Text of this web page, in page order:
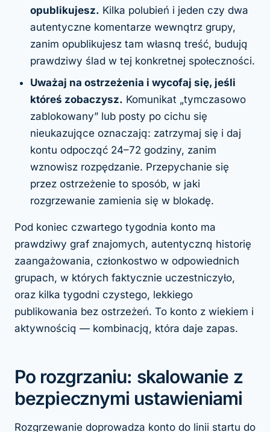
opublikujesz. Kilka polubień i jeden czy dwa
autentyczne komentarze wewnątrz grupy,
zanim opublikujesz tam własną treść, budują
prawdziwy ślad w tej konkretnej społeczności.
Uważaj na ostrzeżenia i wycofaj się, jeśli
któreś zobaczysz. Komunikat „tymczasowo
zablokowany” lub posty po cichu się
nieukazujące oznaczają: zatrzymaj się i daj
kontu odpocząć 24–72 godziny, zanim
wznowisz rozpędzanie. Przepychanie się
przez ostrzeżenie to sposób, w jaki
rozgrzewanie zamienia się w blokadę.
Pod koniec czwartego tygodnia konto ma
prawdziwy graf znajomych, autentyczną historię
zaangażowania, członkostwo w odpowiednich
grupach, w których faktycznie uczestniczyło,
oraz kilka tygodni czystego, lekkiego
publikowania bez ostrzeżeń. To konto z wiekiem i
aktywnością — kombinacją, która daje zapas.
Po rozgrzaniu: skalowanie z
bezpiecznymi ustawieniami
Rozgrzewanie doprowadza konto do linii startu do